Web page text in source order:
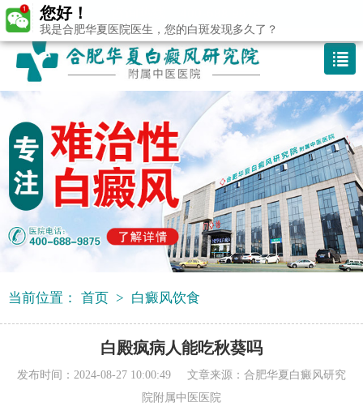
当前位置： 首页 > 白癜风饮食
白殿疯病人能吃秋葵吗
发布时间：2024-08-27 10:00:49 文章来源： 合肥华夏白癜风研究
院附属中医医院
您好！
我是合肥华夏医院医生，您的白斑发现多久了？